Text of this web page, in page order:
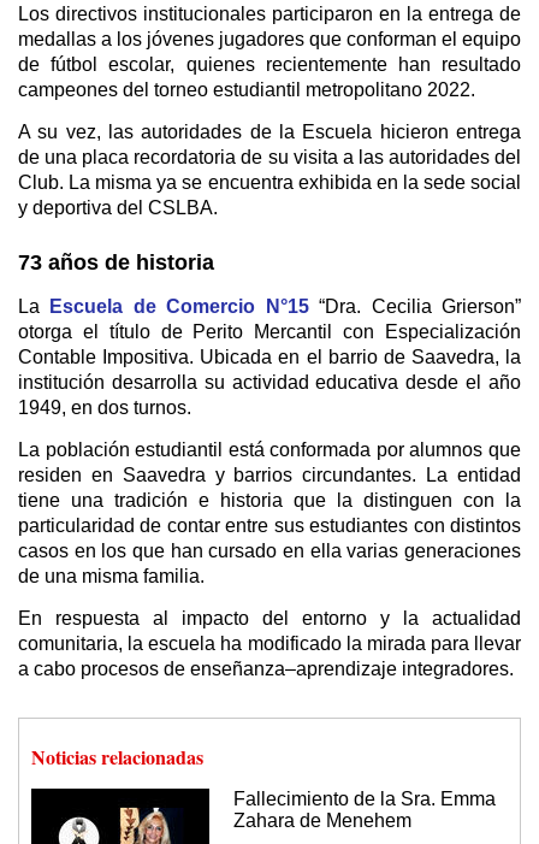
Los directivos institucionales participaron en la entrega de
medallas a los jóvenes jugadores que conforman el equipo
de fútbol escolar, quienes recientemente han resultado
campeones del torneo estudiantil metropolitano 2022.
A su vez, las autoridades de la Escuela hicieron entrega
de una placa recordatoria de su visita a las autoridades del
Club. La misma ya se encuentra exhibida en la sede social
y deportiva del CSLBA.
73 años de historia
La Escuela de Comercio N°15“Dra. Cecilia Grierson”
otorga el título de Perito Mercantil con Especialización
Contable Impositiva. Ubicada en el barrio de Saavedra, la
institución desarrolla su actividad educativa desde el año
1949, en dos turnos.
La población estudiantil está conformada por alumnos que
residen en Saavedra y barrios circundantes. La entidad
tiene una tradición e historia que la distinguen con la
particularidad de contar entre sus estudiantes con distintos
casos en los que han cursado en ella varias generaciones
de una misma familia.
En respuesta al impacto del entorno y la actualidad
comunitaria, la escuela ha modificado la mirada para llevar
a cabo procesos de enseñanza–aprendizaje integradores.
Noticias relacionadas
Fallecimiento de la Sra. Emma
Zahara de Menehem